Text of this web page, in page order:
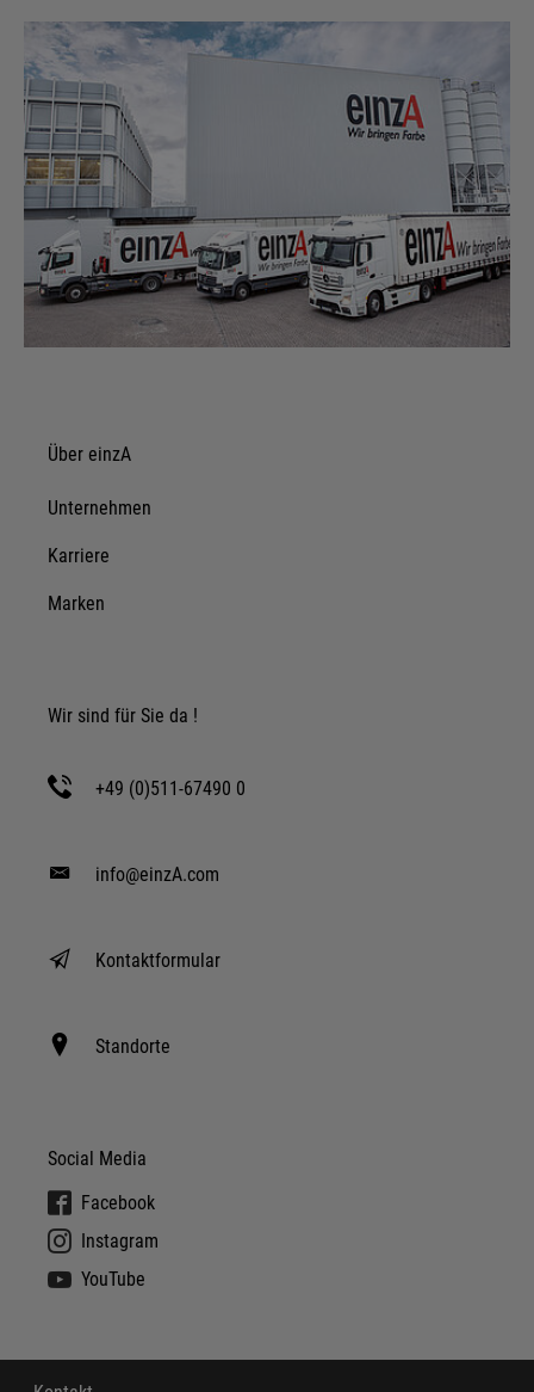
Über einzA
Unternehmen
Karriere
Marken
Wir sind für Sie da !
+49 (0)511-67490 0
info@einzA.com
Kontaktformular
Standorte
Social Media
Facebook
Instagram
YouTube